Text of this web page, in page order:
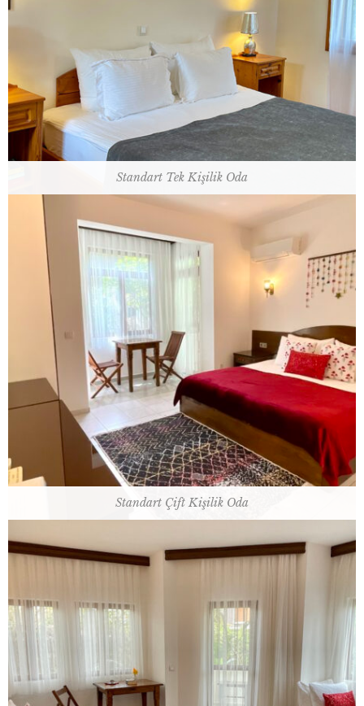
Oda Kapasite: 25 m² / 1 Çift Kişilik Yatak
Oda Planı
Standart Tek Kişilik Oda
25 m2 / 1 çift kişilik yatak ya da 2 tek kişilik
yatak
Oda Planı
Standart Çift Kişilik Oda
30 m2 / 1 çift kişilik yatak ve 1 single yatak